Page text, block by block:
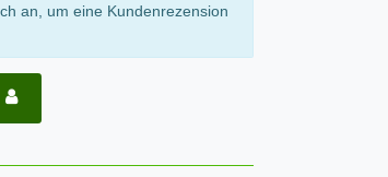
an, um eine Kundenrezension